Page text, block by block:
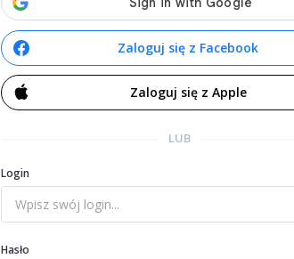
Zaloguj się z Facebook
Zaloguj się z Apple
LUB
Login
Hasło